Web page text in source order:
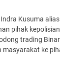
Kusuma
pihak
trading
masyarakat ke